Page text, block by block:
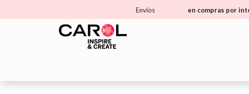
Envíos en compras por